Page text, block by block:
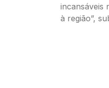
incansáveis
à região”,